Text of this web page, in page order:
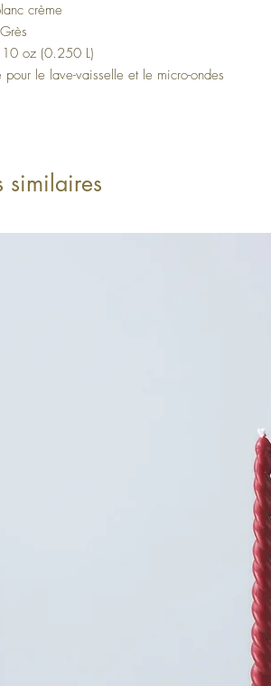
crème
oz (0.250 L)
le lave-vaisselle et le micro-ondes
similaires